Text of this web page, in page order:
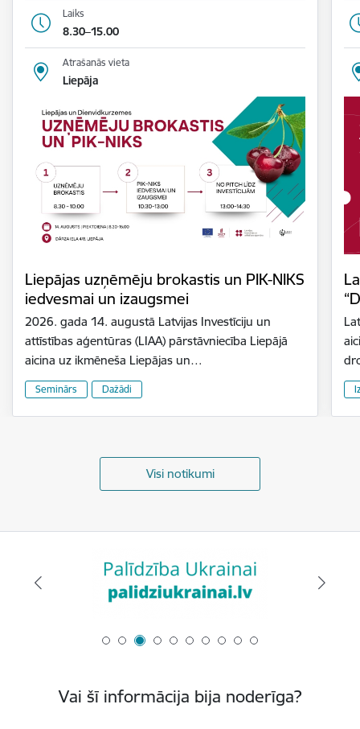
Laiks
8.30–15.00
Atrašanās vieta
Liepāja
Liepājas uzņēmēju brokastis un PIK-NIKS
iedvesmai un izaugsmei
2026. gada 14. augustā Latvijas Investīciju un
attīstības aģentūras (LIAA) pārstāvniecība Liepājā
aicina uz ikmēneša Liepājas un…
Seminārs Dažādi
Visi notikumi
Vai šī informācija bija noderīga?